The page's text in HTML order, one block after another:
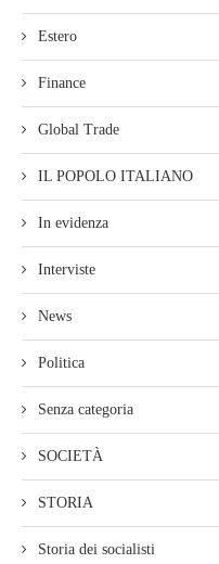
Estero
Finance
Global Trade
IL POPOLO ITALIANO
In evidenza
Interviste
News
Politica
Senza categoria
SOCIETÀ
STORIA
Storia dei socialisti